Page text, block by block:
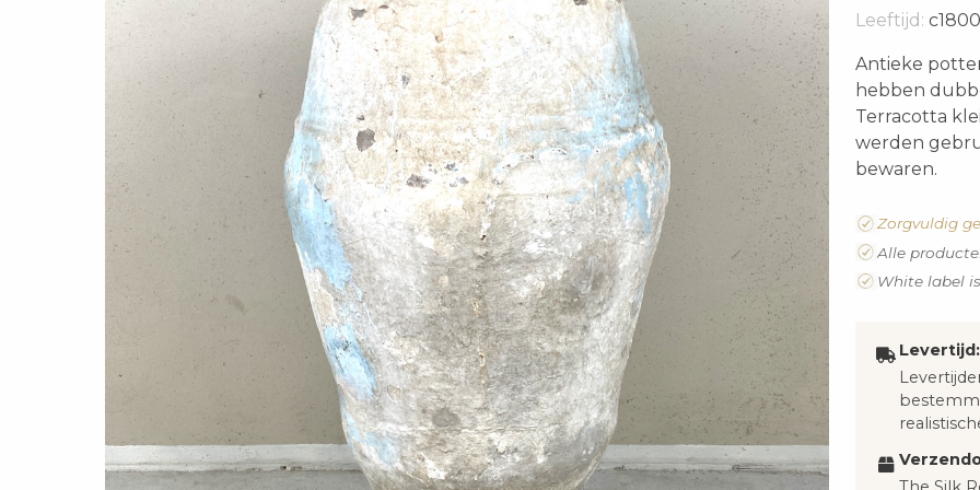
Leeftijd: c1800
Antieke
hebben
Terracotta
werden
bewaren.
Zorgvuldig
Alle
White label
Levertijd: